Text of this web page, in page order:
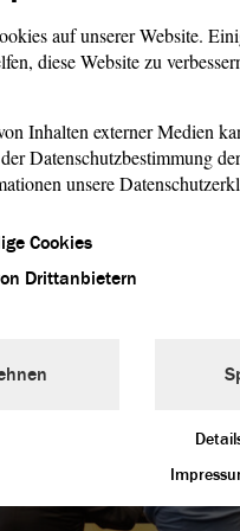
mit besonderen
als eine zentrale
des
in der Bevölkerung weiter
, so die Präsidentinnen
auf unserer Website.
diese Website zu
Inhalten externer Medien
Datenschutzbestimmung
unsere
Cookies
Drittanbietern